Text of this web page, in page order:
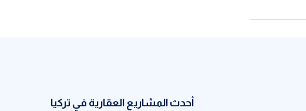
أحدث المشاريع العقارية في تركيا